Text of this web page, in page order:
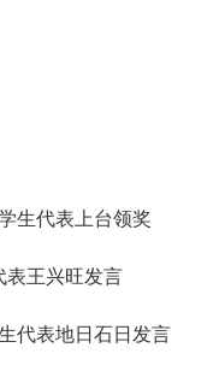
生代表上台领奖